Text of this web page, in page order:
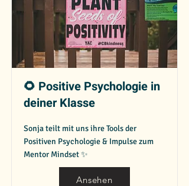
🌻 Positive Psychologie in
deiner Klasse
Sonja teilt mit uns ihre Tools der
Positiven Psychologie & Impulse zum
Mentor Mindset ✨
Ansehen